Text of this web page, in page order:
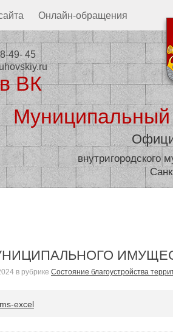
Онлайн-обращения
49- 45
внутригородского
в рубрике Состояние благоустройства
ms-excel